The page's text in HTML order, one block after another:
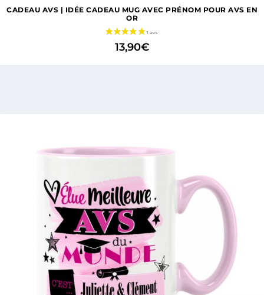
CADEAU AVS | IDÉE CADEAU MUG AVEC PRÉNOM POUR AVS EN
OR
13,90€